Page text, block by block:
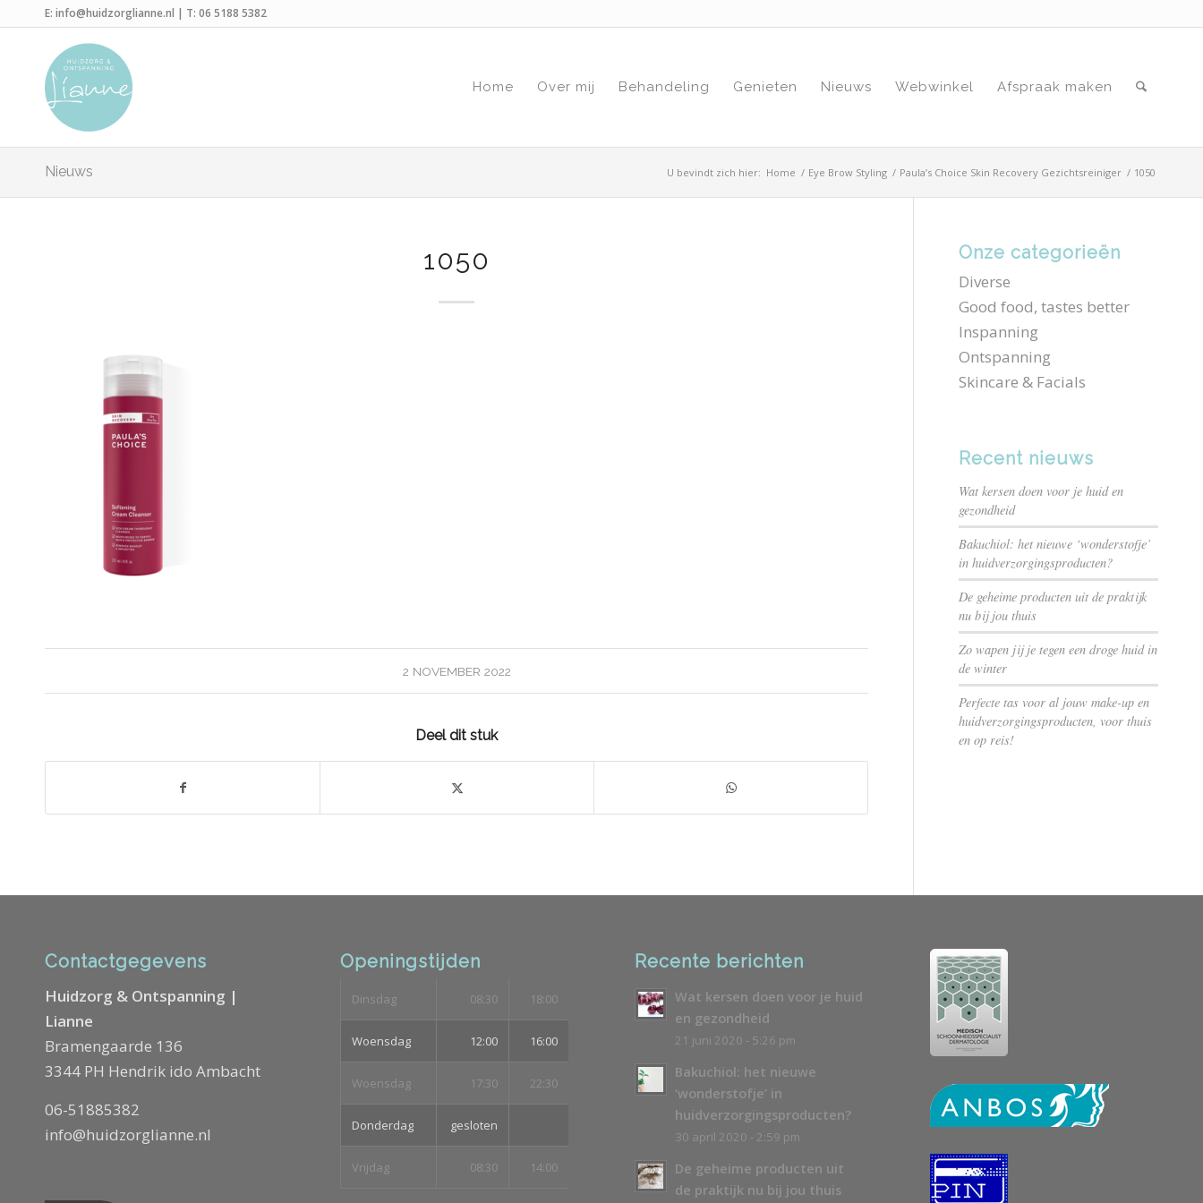
E: info@huidzorglianne.nl | T: 06 5188 5382
Home Over mij Behandeling Genieten Nieuws Webwinkel Afspraak maken
Nieuws U bevindt zich hier: Home / Eye Brow Styling / Paula’s Choice Skin Recovery Gezichtsreiniger / 1050
1050
2 NOVEMBER 2022
Deel dit stuk
Onze categorieën
Diverse
Good food, tastes better
Inspanning
Ontspanning
Skincare & Facials
Recent nieuws
Wat kersen doen voor je huid en
gezondheid
Bakuchiol: het nieuwe ‘wonderstofje’
in huidverzorgingsproducten?
De geheime producten uit de praktijk
nu bij jou thuis
Zo wapen jij je tegen een droge huid in
de winter
Perfecte tas voor al jouw make-up en
huidverzorgingsproducten, voor thuis
en op reis!
Contactgegevens
Huidzorg & Ontspanning |
Lianne
Bramengaarde 136
3344 PH Hendrik ido Ambacht
06-51885382
info@huidzorglianne.nl
Openingstijden
Dinsdag 08:30 18:00
Woensdag 12:00 16:00
Woensdag 17:30 22:30
Donderdag gesloten
Vrijdag 08:30 14:00
Recente berichten
Wat kersen doen voor je huid
en gezondheid
21 juni 2020 - 5:26 pm
Bakuchiol: het nieuwe
‘wonderstofje’ in
huidverzorgingsproducten?
30 april 2020 - 2:59 pm
De geheime producten uit
de praktijk nu bij jou thuis